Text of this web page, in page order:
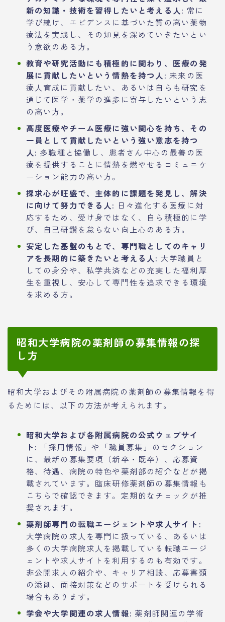
新の知識・技術を習得したいと考える人: 常に
学び続け、エビデンスに基づいた質の高い薬物
療法を実践し、その知見を深めていきたいとい
う意欲のある方。
教育や研究活動にも積極的に関わり、医療の発
展に貢献したいという情熱を持つ人: 未来の医
療人育成に貢献したい、あるいは自らも研究を
通じて医学・薬学の進歩に寄与したいという志
の高い方。
高度医療やチーム医療に強い関心を持ち、その
一員として貢献したいという強い意志を持つ
人: 多職種と協働し、患者さん中心の最善の医
療を提供することに情熱を燃やせるコミュニケ
ーション能力の高い方。
探求心が旺盛で、主体的に課題を発見し、解決
に向けて努力できる人: 日々進化する医療に対
応するため、受け身ではなく、自ら積極的に学
び、自己研鑽を怠らない向上心のある方。
安定した基盤のもとで、専門職としてのキャリ
アを長期的に築きたいと考える人: 大学職員と
しての身分や、私学共済などの充実した福利厚
生を重視し、安心して専門性を追求できる環境
を求める方。
昭和大学病院の薬剤師の募集情報の探
し方
昭和大学およびその附属病院の薬剤師の募集情報を得
るためには、以下の方法が考えられます。
昭和大学および各附属病院の公式ウェブサイ
ト: 「採用情報」や「職員募集」のセクション
に、最新の募集要項（新卒・既卒）、応募資
格、待遇、病院の特色や薬剤部の紹介などが掲
載されています。臨床研修薬剤師の募集情報も
こちらで確認できます。定期的なチェックが推
奨されます。
薬剤師専門の転職エージェントや求人サイト:
大学病院の求人を専門に扱っている、あるいは
多くの大学病院求人を掲載している転職エージ
ェントや求人サイトを利用するのも有効です。
非公開求人の紹介や、キャリア相談、応募書類
の添削、面接対策などのサポートを受けられる
場合もあります。
学会や大学関連の求人情報: 薬剤師関連の学術